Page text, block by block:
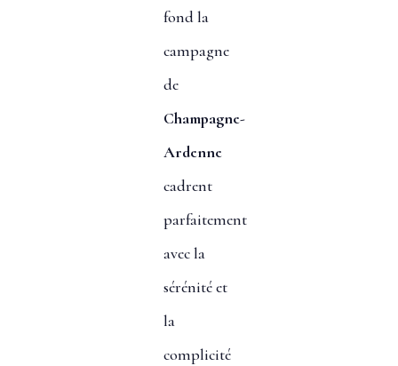
fond la
campagne
de
Champagne-
Ardenne
cadrent
parfaitement
avec la
sérénité et
la
complicité